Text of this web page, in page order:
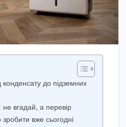
конденсату до підземних
не вгадай, а перевір
вже сьогодні